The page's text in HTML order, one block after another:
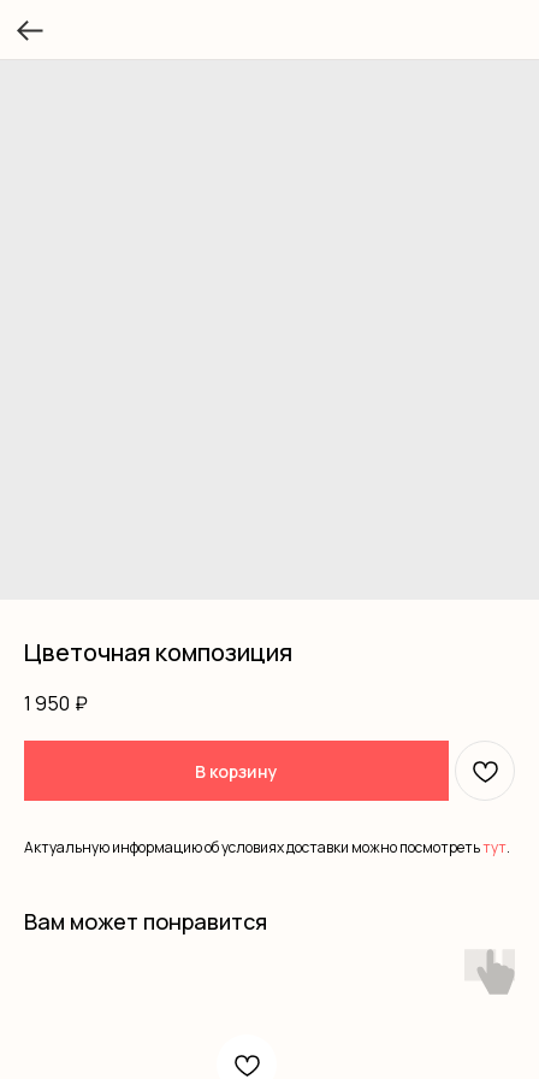
Цветочная композиция
1 950 ₽
В корзину
Актуальную информацию об условиях доставки можно посмотретьтут.
Вам может понравится